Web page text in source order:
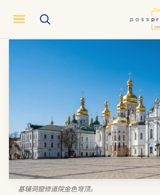
基辅洞窟修道院金色穹顶。